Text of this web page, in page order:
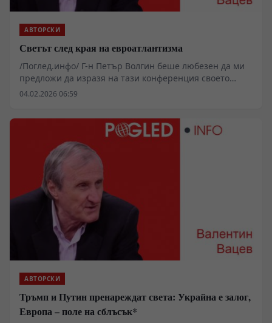
АВТОРСКИ
Светът след края на евроатлантизма
/Поглед.инфо/ Г-н Петър Волгин беше любезен да ми
предложи да изразя на тази конференция своето
становище по повод динамиката на европейско
04.02.2026 06:59
АВТОРСКИ
Тръмп и Путин пренареждат света: Украйна е залог,
Европа – поле на сблъсък*